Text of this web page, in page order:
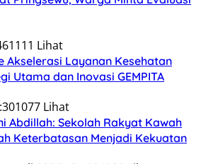
1111 Lihat
Akselerasi Layanan Kesehatan
Utama dan Inovasi GEMPITA
1077 Lihat
Abdillah: Sekolah Rakyat Kawah
Keterbatasan Menjadi Kekuatan